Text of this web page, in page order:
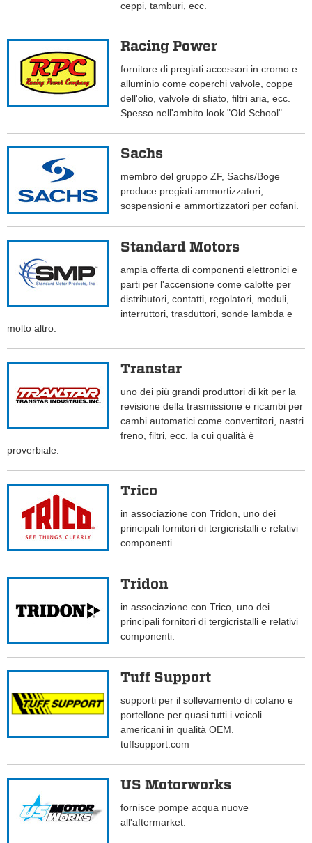
ceppi, tamburi, ecc.
Racing Power
fornitore di pregiati accessori in cromo e
alluminio come coperchi valvole, coppe
dell'olio, valvole di sfiato, filtri aria, ecc.
Spesso nell'ambito look "Old School".
Sachs
membro del gruppo ZF, Sachs/Boge
produce pregiati ammortizzatori,
sospensioni e ammortizzatori per cofani.
Standard Motors
ampia offerta di componenti elettronici e
parti per l'accensione come calotte per
distributori, contatti, regolatori, moduli,
interruttori, trasduttori, sonde lambda e
molto altro.
Transtar
uno dei più grandi produttori di kit per la
revisione della trasmissione e ricambi per
cambi automatici come convertitori, nastri
freno, filtri, ecc. la cui qualità è
proverbiale.
Trico
in associazione con Tridon, uno dei
principali fornitori di tergicristalli e relativi
componenti.
Tridon
in associazione con Trico, uno dei
principali fornitori di tergicristalli e relativi
componenti.
Tuff Support
supporti per il sollevamento di cofano e
portellone per quasi tutti i veicoli
americani in qualità OEM.
tuffsupport.com
US Motorworks
fornisce pompe acqua nuove
all'aftermarket.